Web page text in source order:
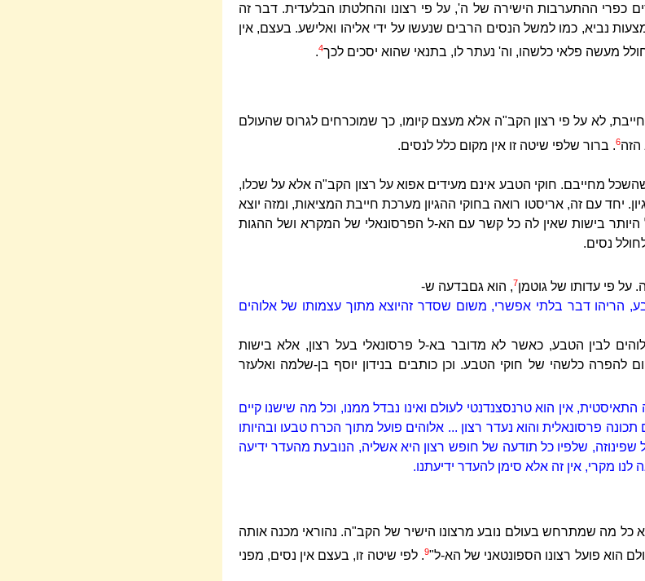
כפרי ההתערבות הישירה של ה', על פי רצונו והחלטתו הבלעדית. דבר זה
נביא, כמו למשל הנסים הרבים שנעשו על ידי אליהו ואלישע. בעצם, אין
מעשה פלאי כלשהו, וה' נעתר לו, בתנאי שהוא יסכים לכך4
.
לא על פי רצון הקב"ה אלא מעצם קיומו, כך שמוכרחים לגרוס שהעולם
הזה6. ברור שלפי שיטה זו אין מקום כלל לנסים.
שהשכל מחייבם. חוקי הטבע אינם מעידים אפוא על רצון הקב"ה אלא על שכלו,
יחד עם זה, אריסטו רואה בחוקי ההגיון מערכת חייבת המציאות, ומזה יוצא
בישות שאין לה כל קשר עם הא-ל הפרסונאלי של המקרא ושל ההגות
נסים.
על פי עדותו של גוטמן7, הוא גםבדעה ש-
הריהו דבר בלתי אפשרי, משום שסדר זהיוצא מתוך עצמותו של אלוהים
לוהים לבין הטבע, כאשר לא מדובר בא-ל פרסונאלי בעל רצון, אלא בישות
להפרה כלשהי של חוקי הטבע. וכן כותבים בנידון יוסף בן-שלמה ואלעזר
התאיסטית, אין הוא טרנסצנדנטי לעולם ואינו נבדל ממנו, וכל מה שישנו קיים
תכונה פרסונאלית והוא נעדר רצון ... אלוהים פועל מתוך הכרח טבעו ובהיותו
שפינוזה, שלפיו כל תודעה של חופש רצון היא אשליה, הנובעת מהעדר ידיעה
מקרי, אין זה אלא סימן להעדר ידיעתנו.
כל מה שמתרחש בעולם נובע מרצונו הישיר של הקב"ה. נהוראי מכנה אותה
הוא פועל רצונו הספונטאני של הא-ל"9. לפי שיטה זו, בעצם אין נסים, מפני